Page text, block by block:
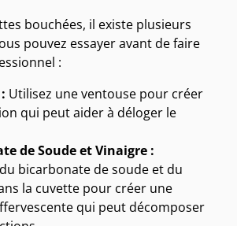
bouchées, il existe plusieurs
pouvez essayer avant de faire
:
Utilisez une ventouse pour créer
qui peut aider à déloger le
de Soude et Vinaigre :
bicarbonate de soude et du
la cuvette pour créer une
qui peut décomposer